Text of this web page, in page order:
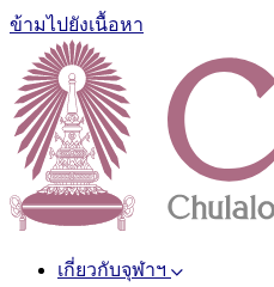
ข้ามไปยังเนื้อหา
เกี่ยวกับจุฬาฯ